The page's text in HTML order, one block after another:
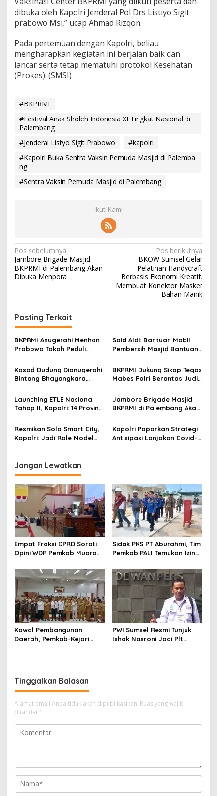
dibuka oleh Kapolri Jenderal Pol Drs Listiyo Sigit
prabowo Msi,” ucap Ahmad Rizqon.
Pada pertemuan dengan Kapolri, beliau
mengharapkan kegiatan ini berjalan baik dan
lancar serta tetap mematuhi protokol Kesehatan
(Prokes). (SMSI)
#BKPRMI
#Festival Anak Sholeh Indonesia XI Tingkat Nasional di
Palembang
#Jenderal Listyo Sigit Prabowo
#kapolri
#Kapolri Buka Sentra Vaksin Pemuda Masjid di Palemba
ng
#Sentra Vaksin Pemuda Masjid di Palembang
Ikuti Kami
N
a
v
a
s
i
o
Pos sebelumnya
Jambore Brigade Masjid
BKPRMI di Palembang Akan
Dibuka Menpora
Pos berikutnya
BKOW Sumsel Gelar
Pelatihan Handycraft
Berbasis Ekonomi Kreatif,
Membuat Konektor Masker
Bahan Manik
Posting Terkait
BKPRMI Anugerahi Menhan
Prabowo Tokoh Peduli
Said Aldi: Bantuan Mobil
Pembersih Masjid Bantuan
Kemaslahatan Umat di
Kepri
Kasad Dudung Dianugerahi
Bintang Bhayangkara
BKPRMI Dukung Sikap Tegas
Mabes Polri Berantas Judi
Launching ETLE Nasional
Tahap ll, Kapolri: 14 Provinsi
Jambore Brigade Masjid
BKPRMI di Palembang Akan
Resmikan Solo Smart City,
Kapolri: Jadi Role Model
Kapolri Paparkan Strategi
Antisipasi Lonjakan Covid-
Jangan Lewatkan
Empat Fraksi DPRD Soroti
Opini WDP Pemkab Muara
Kelola Keuangan
Sidak PKS PT Aburahmi, Tim
Pemkab PALI Temukan Izin
Kawal Pembangunan
Daerah, Pemkab-Kejari
PWI Sumsel Resmi Tunjuk
Ishak Nasroni Jadi Plt
Tinggalkan Balasan
Alamat email Anda tidak akan dipublikasikan. Ruas yang wajib
ditandai *